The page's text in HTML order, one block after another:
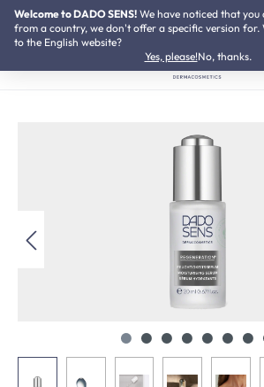
Zum Hauptinhalt springen
Welcome to DADO SENS! We have noticed that
from a country, we don't offer a specific version for.
to the English website?
Yes, please!No, thanks.
SUMMER SALE:Bis zu 50%